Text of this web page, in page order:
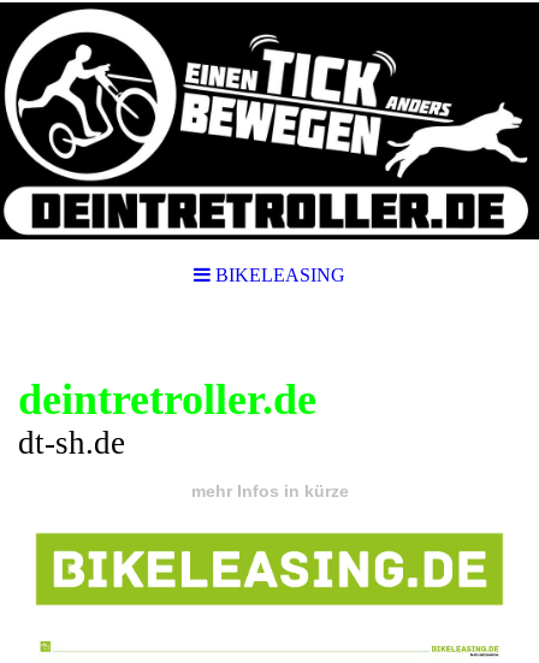
BIKELEASING
deintretroller.de
dt-sh.de
mehr Infos in kürze